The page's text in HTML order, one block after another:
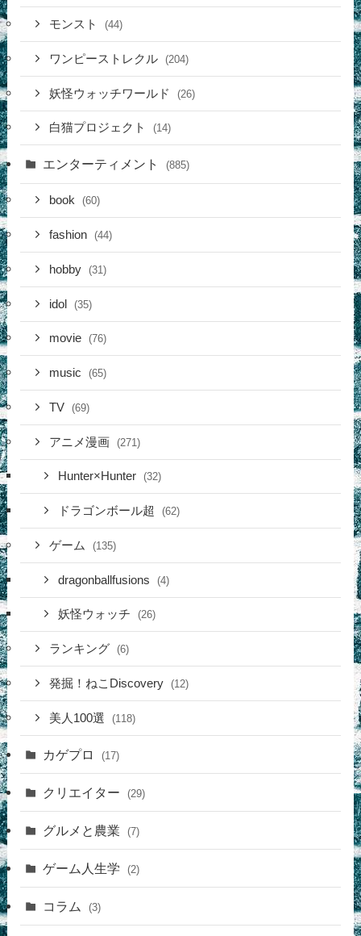
モンスト (44)
ワンピーストレクル (204)
妖怪ウォッチワールド (26)
白猫プロジェクト (14)
エンターティメント (885)
book (60)
fashion (44)
hobby (31)
idol (35)
movie (76)
music (65)
TV (69)
アニメ漫画 (271)
Hunter×Hunter (32)
ドラゴンボール超 (62)
ゲーム (135)
dragonballfusions (4)
妖怪ウォッチ (26)
ランキング (6)
発掘！ねこDiscovery (12)
美人100選 (118)
カゲプロ (17)
クリエイター (29)
グルメと農業 (7)
ゲーム人生学 (2)
コラム (3)